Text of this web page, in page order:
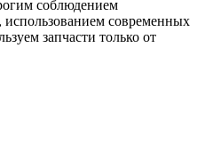
соблюдением
использованием современных
запчасти только от